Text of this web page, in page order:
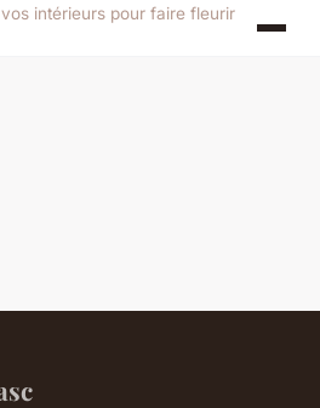
intérieurs pour faire fleurir